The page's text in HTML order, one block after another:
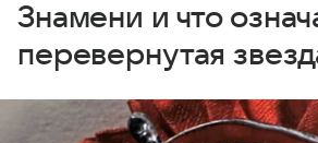
Знамени и что
перевернутая